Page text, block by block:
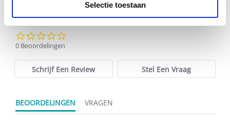
Selectie toestaan
0 Beoordelingen
Schrijf Een Review Stel Een Vraag
BEOORDELINGEN VRAGEN